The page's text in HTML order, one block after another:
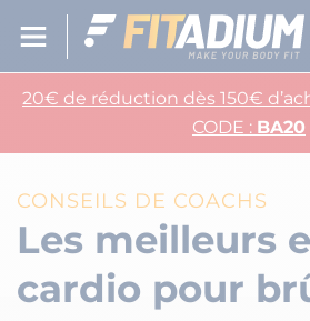
20€ de réduction dès 150€
CODE : BA20
CONSEILS DE COACHS
Les meilleurs
cardio pour